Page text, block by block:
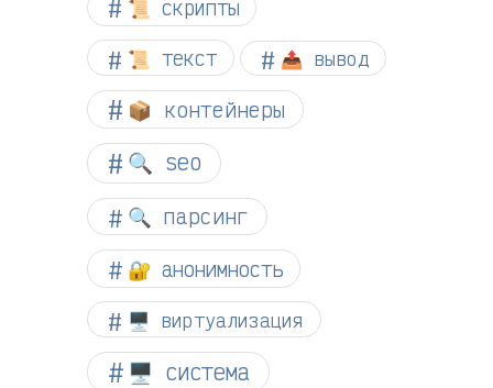
📜 скрипты
📜 текст 📤 вывод
📦 контейнеры
🔍 seo
🔍 парсинг
🔐 анонимность
🖥️ виртуализация
🖥️ система